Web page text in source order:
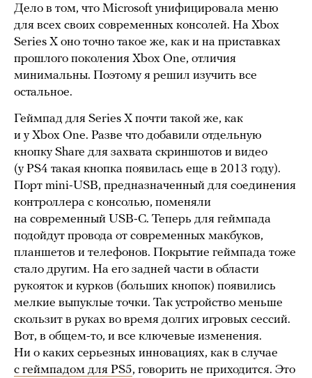
Дело в том, что Microsoft унифицировала меню
для всех своих современных консолей. На Xbox
Series X оно точно такое же, как и на приставках
прошлого поколения Xbox One, отличия
минимальны. Поэтому я решил изучить все
остальное.
Геймпад для Series X почти такой же, как
и у Xbox One. Разве что добавили отдельную
кнопку Share для захвата скриншотов и видео
(у PS4 такая кнопка появилась еще в 2013 году).
Порт mini-USB, предназначенный для соединения
контроллера с консолью, поменяли
на современный USB-C. Теперь для геймпада
подойдут провода от современных макбуков,
планшетов и телефонов. Покрытие геймпада тоже
стало другим. На его задней части в области
рукояток и курков (больших кнопок) появились
мелкие выпуклые точки. Так устройство меньше
скользит в руках во время долгих игровых сессий.
Вот, в общем-то, и все ключевые изменения.
Ни о каких серьезных инновациях, как в случае
с геймпадом для PS5, говорить не приходится. Это